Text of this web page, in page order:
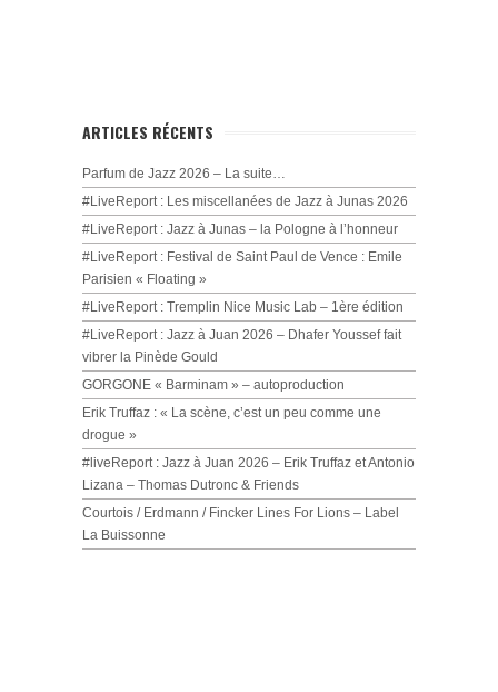
ARTICLES RÉCENTS
Parfum de Jazz 2026 – La suite…
#LiveReport : Les miscellanées de Jazz à Junas 2026
#LiveReport : Jazz à Junas – la Pologne à l’honneur
#LiveReport : Festival de Saint Paul de Vence : Emile
Parisien « Floating »
#LiveReport : Tremplin Nice Music Lab – 1ère édition
#LiveReport : Jazz à Juan 2026 – Dhafer Youssef fait
vibrer la Pinède Gould
GORGONE « Barminam » – autoproduction
Erik Truffaz : « La scène, c’est un peu comme une
drogue »
#liveReport : Jazz à Juan 2026 – Erik Truffaz et Antonio
Lizana – Thomas Dutronc & Friends
Courtois / Erdmann / Fincker Lines For Lions – Label
La Buissonne